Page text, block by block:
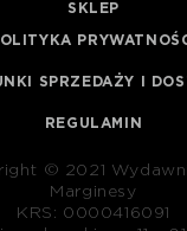
SKLEP
SPRZEDAŻY I
REGULAMIN
© 2021
Marginesy
KRS: 0000416091